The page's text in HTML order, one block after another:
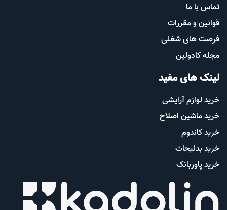
تماس با ما
قوانین و مقررات
فرصت های شغلی
مجله کادولین
لینک های مفید
خرید لوازم آرایشی
خرید ماشین اصلاح
خرید کاندوم
خرید بدلیجات
خرید پاوربانک